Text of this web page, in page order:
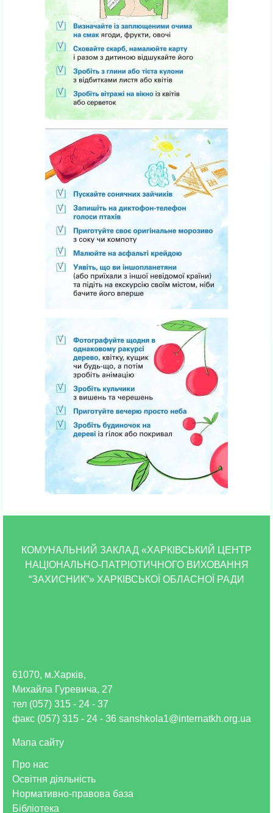
КОМУНАЛЬНИЙ ЗАКЛАД «ХАРКІВСЬКИЙ ЦЕНТР
НАЦІОНАЛЬНО-ПАТРІОТИЧНОГО ВИХОВАННЯ
“ЗАХИСНИК”» ХАРКІВСЬКОЇ ОБЛАСНОЇ РАДИ
Про нас
Освітня діяльність
Нормативно-правова база
Бібліотека
61070, м.Харків,
Михайла Гуревича, 27
тел (057) 315 - 24 - 37
факс (057) 315 - 24 - 36 sanshkola1@internatkh.org.ua
Мапа сайту